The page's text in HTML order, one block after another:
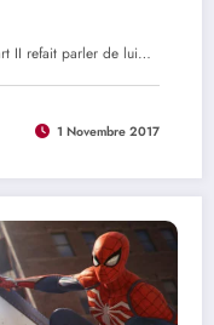
II refait parler de lui…
1 Novembre 2017